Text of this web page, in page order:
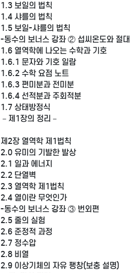
기업 회생파산
바로가기
1.3 보일의 법칙
1.4 샤를의 법칙
1.5 보일-샤를의 법칙
-동수의 보너스 강좌 ② 섭씨온도와 절
1.6 열역학에 나오는 수학과 기호
1.6.1 문자와 기호 일람
1.6.2 수학 요점 노트
1.6.3 편미분과 전미분
1.6.4 선적분과 주회적분
1.7 상태방정식
－제1장의 정리－
제2장 열역학 제1법칙
2.0 유미의 기발한 발상
2.1 일과 에너지
2.2 단열벽
2.3 열역학 제1법칙
2.4 열이란 무엇인가
-동수의 보너스 강좌 ③ 번외편
2.5 줄의 실험
2.6 준정적 과정
2.7 정수압
2.8 비열
2.9 이상기체의 자유 팽창(보충 설명)